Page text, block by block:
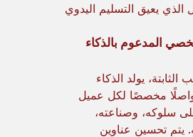
الذي يعيق التسليم اليدوي
المدعوم بالذكاء
الثابتة، يولد الذكاء
مخصصًا لكل عميل
سلوكه، وصناعته،
يتم تحسين عناوين